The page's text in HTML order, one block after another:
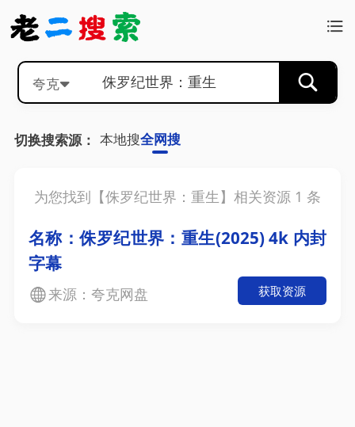
夸克
切换搜索源： 本地搜全网搜
为您找到【侏罗纪世界：重生】相关资源 1 条
名称：侏罗纪世界：重生(2025) 4k 内封
字幕
来源：夸克网盘 获取资源